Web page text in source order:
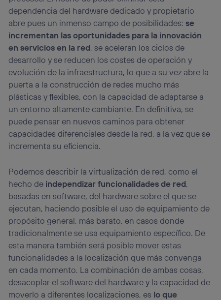
dependencia del hardware dedicado y propietario
abre pues un inmenso campo de posibilidades:se
incrementan las oportunidades para la innovación
en servicios en la red, se aceleran los ciclos de
desarrollo y se reducen los costes de operación y
evolución de la infraestructura, lo que a su vez abre la
puerta a la construcción de redes mucho más
plásticas y flexibles, con la capacidad de adaptarse a
un entorno altamente cambiante. En definitiva, se
puede pensar en nuevos caminos para obtener
capacidades diferenciales desde la red, a la vez que se
incrementa su eficiencia.
Podemos describir la virtualización de red, como el
hecho de independizar funcionalidades de red,
basadas en software, del hardware sobre el que se
ejecutan, haciendo posible el uso de equipamiento de
propósito general, más barato, en casos donde
tradicionalmente se usa equipamiento específico. De
esta manera también será posible mover estas
funcionalidades a la localización que más convenga
en cada momento. La combinación de ambas cosas,
desacoplar el software del hardware y la capacidad de
moverlo a diferentes localizaciones, es lo que